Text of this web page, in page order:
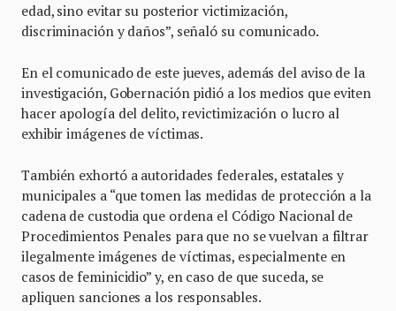
edad, sino evitar su posterior victimización,
discriminación y daños”, señaló su comunicado.
En el comunicado de este jueves, además del aviso de la
investigación, Gobernación pidió a los medios que eviten
hacer apología del delito, revictimización o lucro al
exhibir imágenes de víctimas.
También exhortó a autoridades federales, estatales y
municipales a “que tomen las medidas de protección a la
cadena de custodia que ordena el Código Nacional de
Procedimientos Penales para que no se vuelvan a filtrar
ilegalmente imágenes de víctimas, especialmente en
casos de feminicidio” y, en caso de que suceda, se
apliquen sanciones a los responsables.